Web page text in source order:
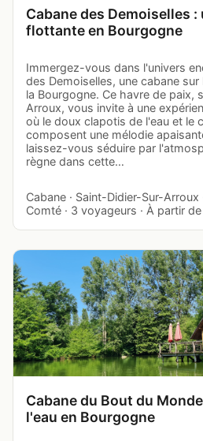
Cabane des Demoiselles
flottante en Bourgogne
Immergez-vous dans l'univers
des Demoiselles, une cabane
la Bourgogne. Ce havre de paix,
Arroux, vous invite à une
où le doux clapotis de l'eau et le
composent une mélodie
laissez-vous séduire par
règne dans cette…
Cabane · Saint-Didier-Sur-
Comté · 3 voyageurs · À partir
Cabane du Bout du
l'eau en Bourgogne